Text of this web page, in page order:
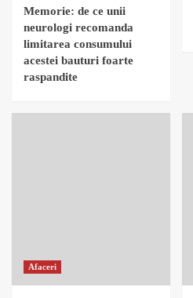
Memorie: de ce unii
neurologi recomanda
limitarea consumului
acestei bauturi foarte
raspandite
Afaceri